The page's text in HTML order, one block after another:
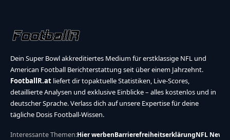
Dein Super Bowl akkreditiertes Medium für erstklassige NFL und
American Football Berichterstattung seit über einem Jahrzehnt.
FootballR.at liefert dir topaktuelle Statistiken, Live-Scores,
detaillierte Analysen und exklusive Einblicke – alles kostenlos und in
deutscher Sprache. Verlass dich auf unsere Expertise für deine
tägliche Dosis Football-Wissen.
Interessante Themen:Hier werbenBarrierefreiheitserklärungNFL News